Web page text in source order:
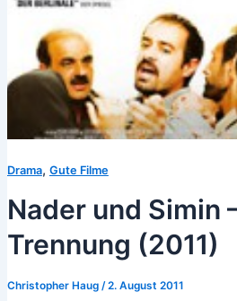
Drama, Gute Filme
Nader und Simin
Trennung (2011)
Christopher Haug /2. August 2011